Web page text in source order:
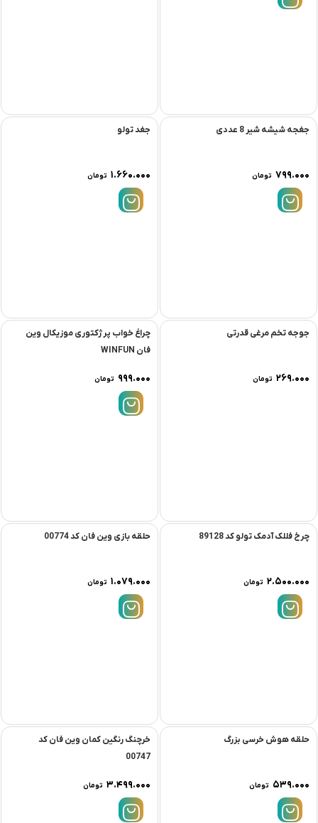
جغجه شیشه شیر 8 عددی
۷۹۹.۰۰۰ تومان
جغد تولو
۱.۶۶۰.۰۰۰ تومان
جوجه تخم مرغی قدرتی
۲۶۹.۰۰۰ تومان
چراغ خواب پرژکتورى موزيکال وين
فان WINFUN
۹۹۹.۰۰۰ تومان
چرخ فللک آدمک تولو کد 89128
۲.۵۰۰.۰۰۰ تومان
حلقه بازی وین فان کد 00774
۱.۰۷۹.۰۰۰ تومان
حلقه هوش خرسی بزرگ
۵۳۹.۰۰۰ تومان
خرچنگ رنگین کمان وین فان کد
00747
۳.۴۹۹.۰۰۰ تومان